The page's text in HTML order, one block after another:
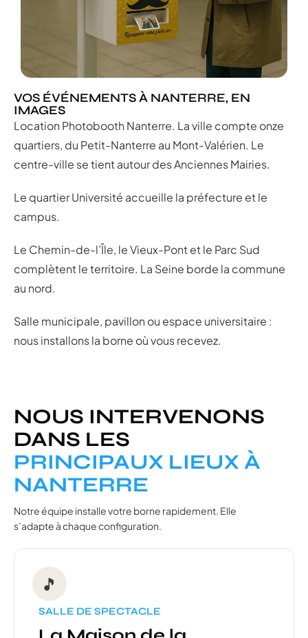
VOS ÉVÉNEMENTS À NANTERRE, EN
IMAGES
Location Photobooth Nanterre. La ville compte onze
quartiers, du Petit-Nanterre au Mont-Valérien. Le
centre-ville se tient autour des Anciennes Mairies.
Le quartier Université accueille la préfecture et le
campus.
Le Chemin-de-l’Île, le Vieux-Pont et le Parc Sud
complètent le territoire. La Seine borde la commune
au nord.
Salle municipale, pavillon ou espace universitaire :
nous installons la borne où vous recevez.
NOUS INTERVENONS
DANS LES
PRINCIPAUX LIEUX À
NANTERRE
Notre équipe installe votre borne rapidement. Elle
s’adapte à chaque configuration.
🎵
SALLE DE SPECTACLE